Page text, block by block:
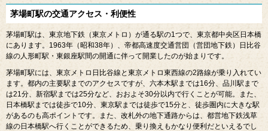
茅場町駅の交通アクセス・利便性
茅場町駅は、東京地下鉄（東京メトロ）が通る駅の1つで、東京都中央区日本橋
にあります。 1963年（昭和38年）、帝都高速度交通営団（営団地下鉄）日比谷
線の人形町駅・東銀座駅間の開通に伴って開業したのが始まりです。
茅場町駅には、東京メトロ日比谷線と東京メトロ東西線の2路線が乗り入れてい
ます。都内の主要駅までのアクセスですが、六本木駅までは16分、品川駅まで
は21分、新宿駅までは25分など、おおよそ30分以内で行くことが可能。また、
日本橋駅までは徒歩で10分、東京駅までは徒歩で15分と、徒歩圏内に大きな駅
があるのも高ポイントです。また、改札外の地下通路からは、都営地下鉄浅草
線の日本橋駅へ行くことができるため、乗り換えもかなり便利だといえるでし